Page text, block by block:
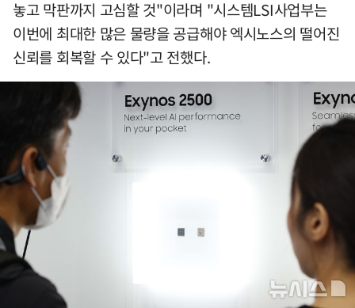
놓고 막판까지 고심할 것"이라며 "시스템LSI사업부는
이번에 최대한 많은 물량을 공급해야 엑시노스의 떨어진
신뢰를 회복할 수 있다"고 전했다.